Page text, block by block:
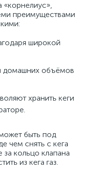
«корнелиус»,
преимуществами
широкой
домашних объёмов
хранить кеги
быть под
чем снять с кега
за кольцо клапана
из кега газ.